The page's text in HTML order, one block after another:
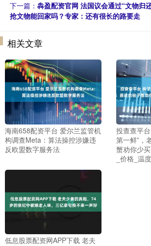
下一篇： 犇盈配资官网 法国议会通过“文物归
抢文物能回家吗？专家：还有很长的路要走
相关文章
海南658配资平台 爱尔兰监管机
构调查Meta：算法操控涉嫌违
反欧盟数字服务法
投查查平
第一鲜”，
蟹劝你少
_价格_温度
低息股票配资网APP下载 老夫